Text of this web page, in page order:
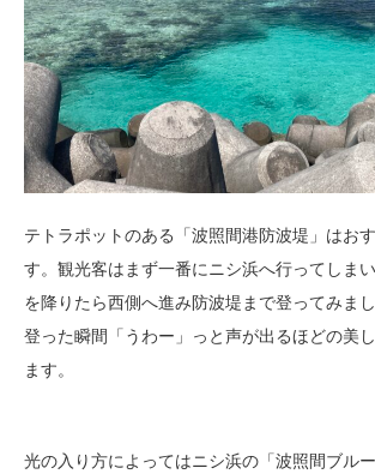
テトラポットのある「波照間港防波堤」はお
す。観光客はまず一番にニシ浜へ行ってしま
を降りたら西側へ進み防波堤まで登ってみま
登った瞬間「うわー」っと声が出るほどの美
ます。
光の入り方によってはニシ浜の「波照間ブル